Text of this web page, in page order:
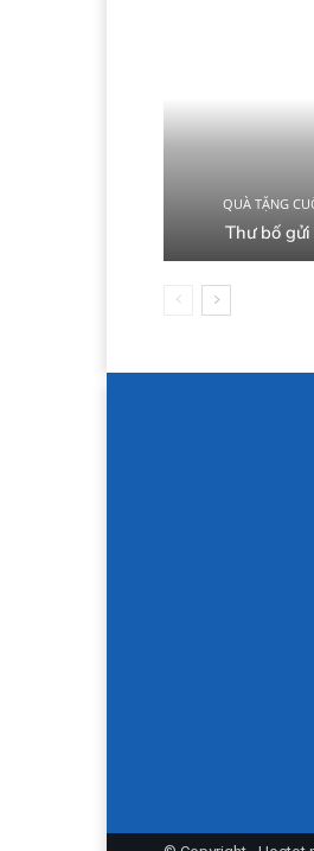
QUÀ TẶNG
Thư bố